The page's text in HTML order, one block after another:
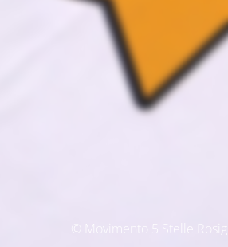
© Movimento 5 Stelle